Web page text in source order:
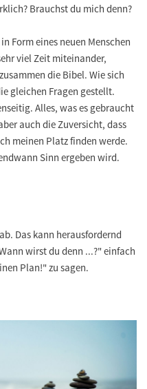
Brauchst du mich denn?
Form eines neuen Menschen
viel Zeit miteinander,
die Bibel. Wie sich
gleichen Fragen gestellt.
Alles, was es gebraucht
auch die Zuversicht, dass
meinen Platz finden werde.
Sinn ergeben wird.
Das kann herausfordernd
wirst du denn ...?" einfach
Plan!" zu sagen.